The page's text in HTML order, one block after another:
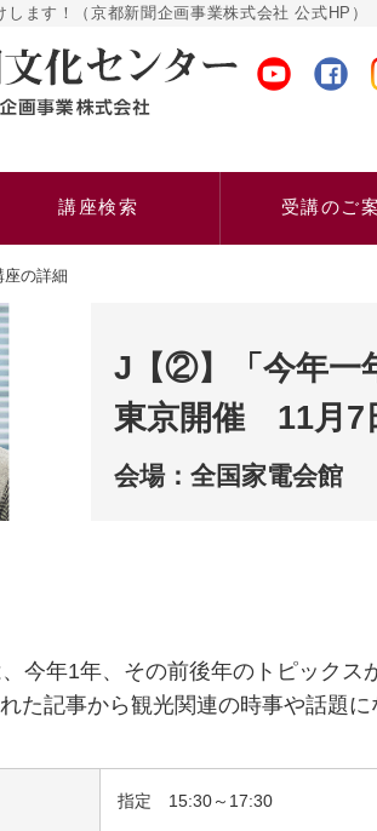
ます！（京都新聞企画事業株式会社 公式HP）
講座検索 受講のご
座の詳細
J【②】「今年一
東京開催 11月7
会場：全国家電会館
今年1年、その前後年のトピック
た記事から観光関連の時事や話題
指定 15:30～17:30